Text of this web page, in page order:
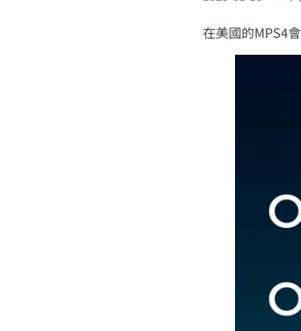
在美國的MPS4